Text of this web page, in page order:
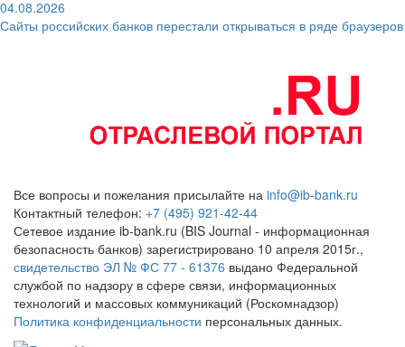
04.08.2026
Сайты российских банков перестали открываться в ряде браузеров
Все вопросы и пожелания присылайте на info@ib-bank.ru
Контактный телефон: +7 (495) 921-42-44
Сетевое издание ib-bank.ru (BIS Journal - информационная
безопасность банков) зарегистрировано 10 апреля 2015г.,
свидетельство ЭЛ № ФС 77 - 61376 выдано Федеральной
службой по надзору в сфере связи, информационных
технологий и массовых коммуникаций (Роскомнадзор)
Политика конфиденциальности персональных данных.